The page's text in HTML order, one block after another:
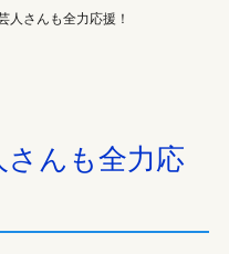
人さんも全力応援！
んも全力応